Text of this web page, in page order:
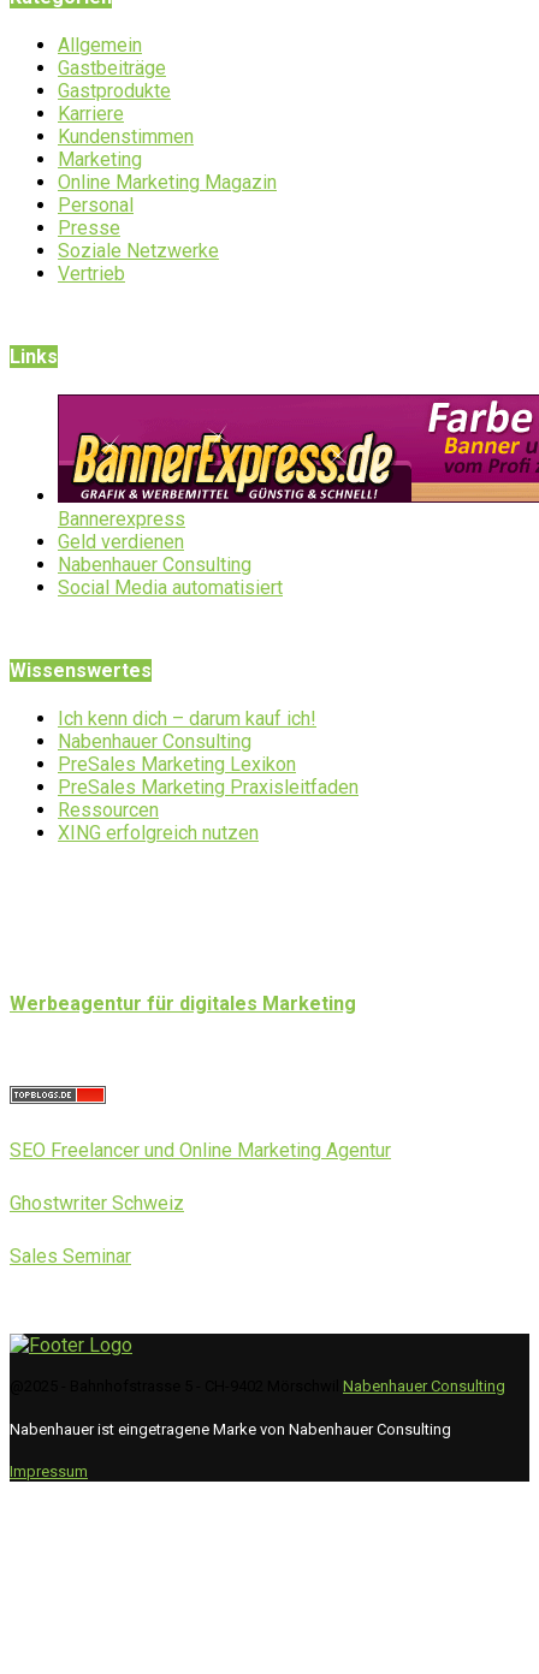
Allgemein
Gastbeiträge
Gastprodukte
Karriere
Kundenstimmen
Marketing
Online Marketing Magazin
Personal
Presse
Soziale Netzwerke
Vertrieb
Links
Bannerexpress
Geld verdienen
Nabenhauer Consulting
Social Media automatisiert
Wissenswertes
Ich kenn dich – darum kauf ich!
Nabenhauer Consulting
PreSales Marketing Lexikon
PreSales Marketing Praxisleitfaden
Ressourcen
XING erfolgreich nutzen
Werbeagentur für digitales Marketing
SEO Freelancer und Online Marketing Agentur
Ghostwriter Schweiz
Sales Seminar
Nabenhauer Consulting
Nabenhauer ist eingetragene Marke von Nabenhauer Consulting
Impressum